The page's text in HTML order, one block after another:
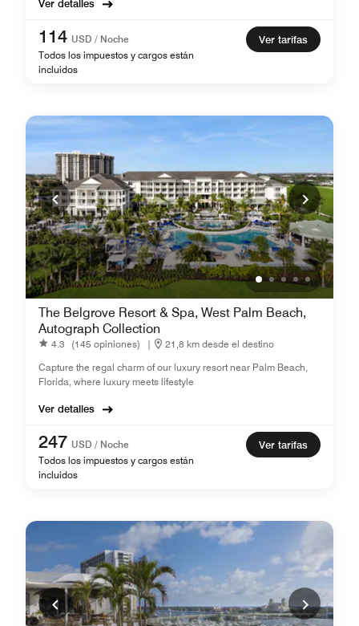
Ver detalles
114 USD / Noche
Todos los impuestos y cargos están
incluidos
Ver tarifas
The Belgrove Resort & Spa, West Palm Beach,
Autograph Collection
4.3 (145 opiniones) |
21,8 km desde el destino
Capture the regal charm of our luxury resort near Palm Beach,
Florida, where luxury meets lifestyle
Ver detalles
247 USD / Noche
Todos los impuestos y cargos están
incluidos
Ver tarifas